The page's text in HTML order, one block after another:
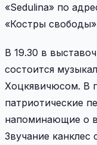
«Sedulina» по
«Костры
В 19.30 в
состоится
Хоцкявичюсом. В
патриотические
напоминающие о
Звучание